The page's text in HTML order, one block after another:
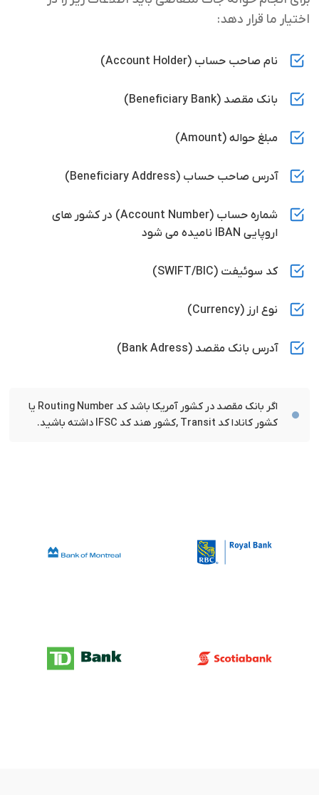
اختیار ما قرار دهد:
نام صاحب حساب (Account Holder)
بانک مقصد (Beneficiary Bank)
مبلغ حواله (Amount)
آدرس صاحب حساب (Beneficiary Address)
شماره حساب (Account Number) در کشور های
اروپایی IBAN نامیده می شود
کد سوئیفت (SWIFT/BIC)
نوع ارز (Currency)
آدرس بانک مقصد (Bank Adress)
اگر بانک مقصد در کشور آمریکا باشد کد Routing Number یا
کشور کانادا کد Transit ,کشور هند کد IFSC داشته باشید.